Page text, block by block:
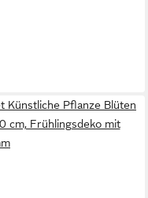
Künstliche Pflanze Blüten
cm, Frühlingsdeko mit